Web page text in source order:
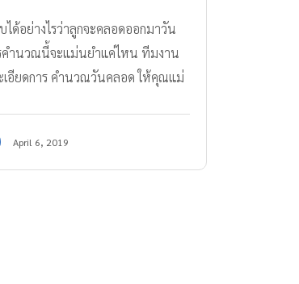
ด้อย่างไรว่าลูกจะคลอดออกมาวัน
คำนวณนี้จะแม่นยำแค่ไหน ทีมงาน
เอียดการ คำนวณวันคลอด ให้คุณแม่
April 6, 2019